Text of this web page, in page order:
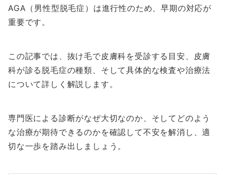
AGA（男性型脱毛症）は進行性のため、早期の対応が
重要です。
この記事では、抜け毛で皮膚科を受診する目安、皮膚
科が診る脱毛症の種類、そして具体的な検査や治療法
について詳しく解説します。
専門医による診断がなぜ大切なのか、そしてどのよう
な治療が期待できるのかを確認して不安を解消し、適
切な一歩を踏み出しましょう。